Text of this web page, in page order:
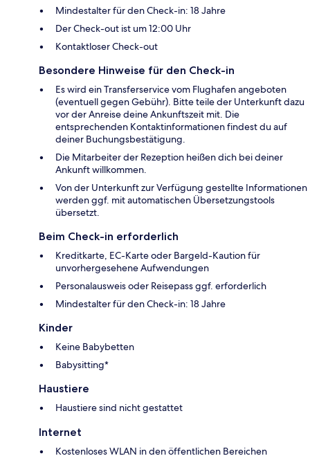
Mindestalter für den Check-in: 18 Jahre
Der Check-out ist um 12:00 Uhr
Kontaktloser Check-out
Besondere Hinweise für den Check-in
Es wird ein Transferservice vom Flughafen angeboten
(eventuell gegen Gebühr). Bitte teile der Unterkunft dazu
vor der Anreise deine Ankunftszeit mit. Die
entsprechenden Kontaktinformationen findest du auf
deiner Buchungsbestätigung.
Die Mitarbeiter der Rezeption heißen dich bei deiner
Ankunft willkommen.
Von der Unterkunft zur Verfügung gestellte Informationen
werden ggf. mit automatischen Übersetzungstools
übersetzt.
Beim Check-in erforderlich
Kreditkarte, EC-Karte oder Bargeld-Kaution für
unvorhergesehene Aufwendungen
Personalausweis oder Reisepass ggf. erforderlich
Mindestalter für den Check-in: 18 Jahre
Kinder
Keine Babybetten
Babysitting*
Haustiere
Haustiere sind nicht gestattet
Internet
Kostenloses WLAN in den öffentlichen Bereichen